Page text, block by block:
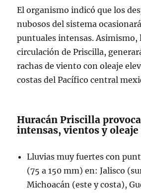
El organismo indicó que los
nubosos del sistema
puntuales intensas. Asimismo,
circulación de Priscilla,
rachas de viento con oleaje
costas del Pacífico central
Huracán Priscilla
intensas, vientos y
Lluvias muy fuertes con
(75 a 150 mm) en: Jalisco
Michoacán (este y costa),